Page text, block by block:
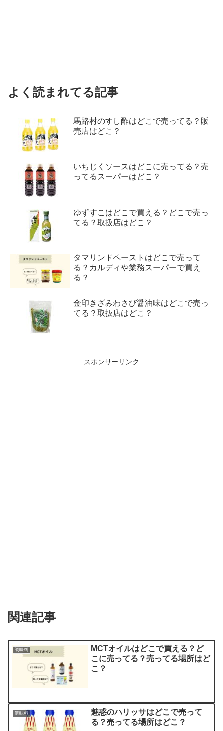
よく読まれてる記事
馬路村のすし酢はどこで売ってる？販
売店はどこ？
いちじくソースはどこに売ってる？売
ってるスーパーはどこ？
ゆずすこはどこで買える？どこで売っ
てる？取扱店はどこ？
タマリンドペーストはどこで売って
る？カルディや業務スーパーで買え
る？
金印きざみわさび醤油味はどこで売っ
てる？取扱店はどこ？
スポンサーリンク
関連記事
調味料
MCTオイルはどこで買える？ど
こに売ってる？売ってる場所はど
こ？
調味料
魅惑のハリッサはどこで売って
る？売ってる場所はどこ？